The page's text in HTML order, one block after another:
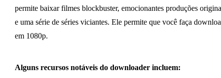
permite baixar filmes blockbuster, emocionantes produções
e uma série de séries viciantes. Ele permite que você faça
em 1080p.
Alguns recursos notáveis do downloader incluem: